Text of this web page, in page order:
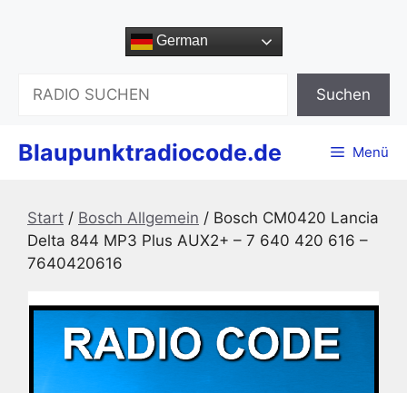
German
Suchen
Blaupunktradiocode.de Menü
Start / Bosch Allgemein / Bosch CM0420 Lancia
Delta 844 MP3 Plus AUX2+ – 7 640 420 616 –
7640420616